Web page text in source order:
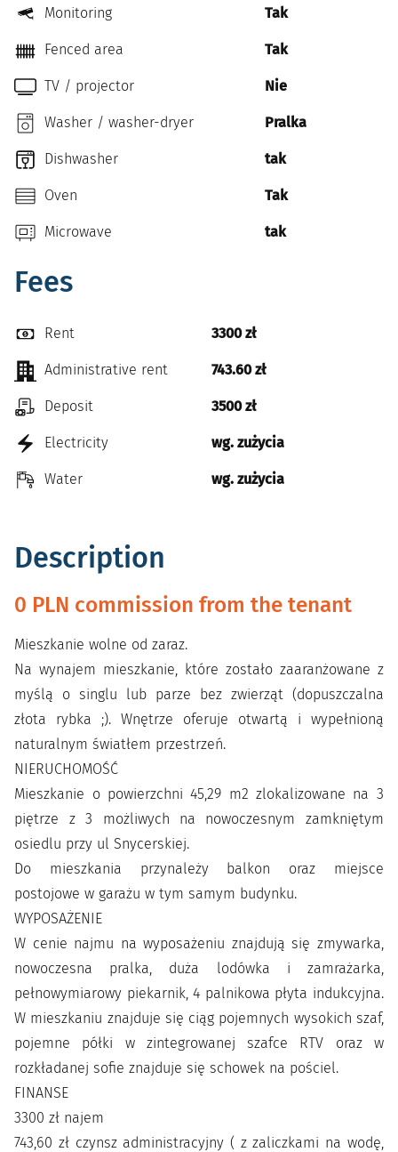
Monitoring Tak
Fenced area Tak
TV / projector Nie
Washer / washer-dryer Pralka
Dishwasher tak
Oven Tak
Microwave tak
Fees
Rent 3300 zł
Administrative rent 743.60 zł
Deposit 3500 zł
Electricity wg. zużycia
Water wg. zużycia
Description
0 PLN commission from the tenant
Mieszkanie wolne od zaraz.
Na wynajem mieszkanie, które zostało zaaranżowane z
myślą o singlu lub parze bez zwierząt (dopuszczalna
złota rybka ;). Wnętrze oferuje otwartą i wypełnioną
naturalnym światłem przestrzeń.
NIERUCHOMOŚĆ
Mieszkanie o powierzchni 45,29 m2 zlokalizowane na 3
piętrze z 3 możliwych na nowoczesnym zamkniętym
osiedlu przy ul Snycerskiej.
Do mieszkania przynależy balkon oraz miejsce
postojowe w garażu w tym samym budynku.
WYPOSAŻENIE
W cenie najmu na wyposażeniu znajdują się zmywarka,
nowoczesna pralka, duża lodówka i zamrażarka,
pełnowymiarowy piekarnik, 4 palnikowa płyta indukcyjna.
W mieszkaniu znajduje się ciąg pojemnych wysokich szaf,
pojemne półki w zintegrowanej szafce RTV oraz w
rozkładanej sofie znajduje się schowek na pościel.
FINANSE
3300 zł najem
743,60 zł czynsz administracyjny ( z zaliczkami na wodę,